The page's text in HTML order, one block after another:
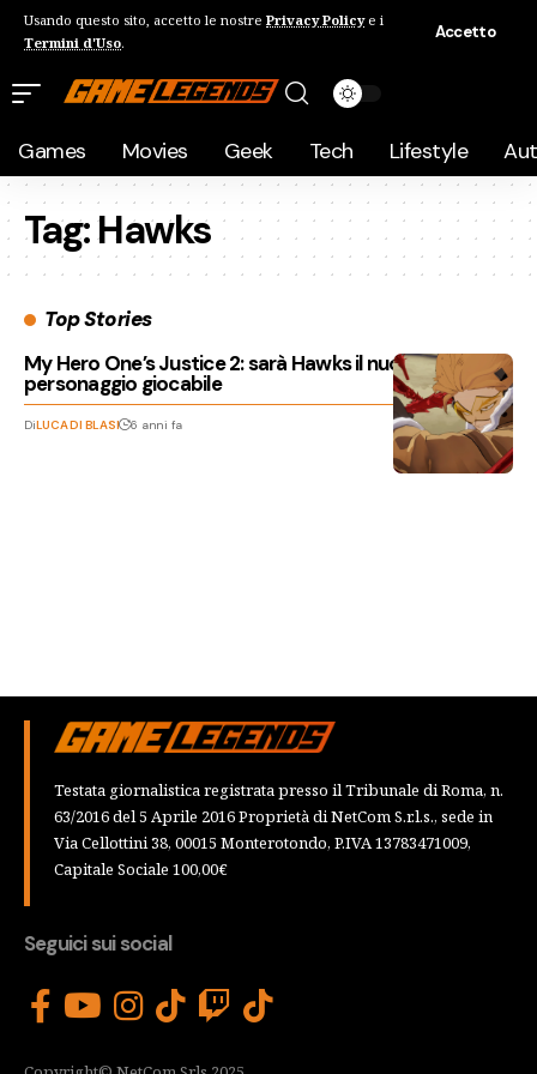
Usando questo sito, accetto le nostre Privacy Policye i
Termini d'Uso.
Accetto
Games Movies Geek Tech Lifestyle
Tag:Hawks
Top Stories
My Hero One’s Justice 2: sarà Hawks il nuovo
personaggio giocabile
DiLUCA DI BLASI 6 anni fa
Testata giornalistica registrata presso il Tribunale di Roma, n.
63/2016 del 5 Aprile 2016 Proprietà di NetCom S.r.l.s., sede in
Via Cellottini 38, 00015 Monterotondo, P.IVA 13783471009,
Capitale Sociale 100,00€
Seguici sui social